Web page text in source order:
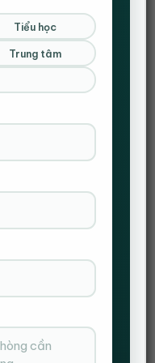
Nơi
V1+,Ghế gaming
Tiểu học
Trung tâm